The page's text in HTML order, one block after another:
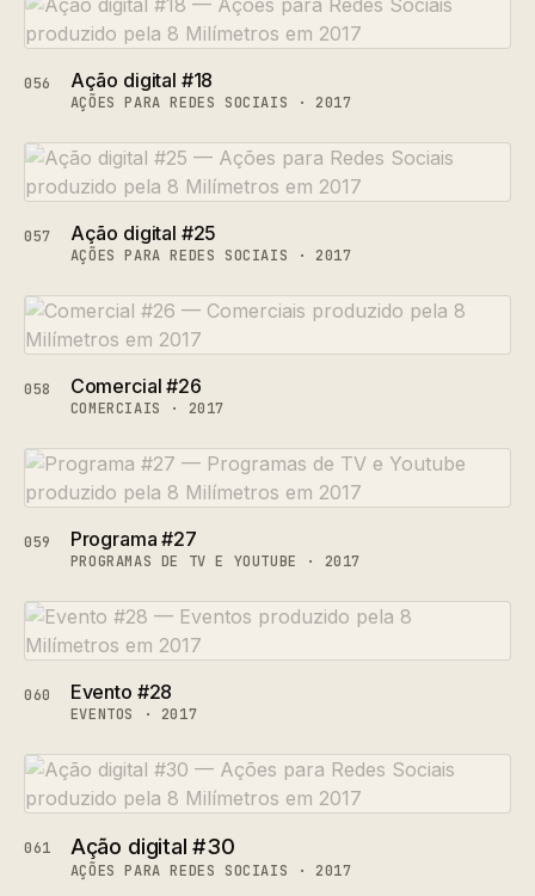
056 Ação digital #18
AÇÕES PARA REDES SOCIAIS · 2017
057 Ação digital #25
AÇÕES PARA REDES SOCIAIS · 2017
058 Comercial #26
COMERCIAIS · 2017
059 Programa #27
PROGRAMAS DE TV E YOUTUBE · 2017
060 Evento #28
EVENTOS · 2017
061 Ação digital #30
AÇÕES PARA REDES SOCIAIS · 2017